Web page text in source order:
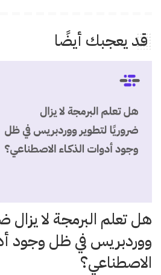
قد يعجبك أيضًا
هل تعلم البرمجة لا يزال
ووردبريس في ظل وجود
الاصطناعي؟